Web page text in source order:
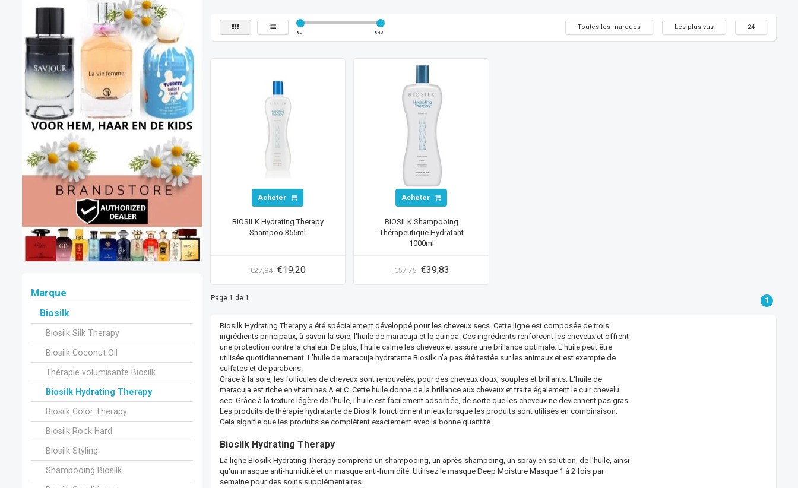
Marque
Biosilk
Biosilk Silk Therapy
Biosilk Coconut Oil
Thérapie volumisante Biosilk
Biosilk Hydrating Therapy
Biosilk Color Therapy
Biosilk Rock Hard
Biosilk Styling
Shampooing Biosilk
€0 €40
Toutes les marques Les plus vus 24
Acheter
BIOSILK Hydrating Therapy
Shampoo 355ml
€27,84 €19,20
Acheter
BIOSILK Shampooing
Thérapeutique Hydratant
1000ml
€57,75 €39,83
Page 1 de 1 1
Biosilk Hydrating Therapy a été spécialement développé pour les cheveux secs. Cette ligne est composée de trois
ingrédients principaux, à savoir la soie, l'huile de maracuja et le quinoa. Ces ingrédients renforcent les cheveux et offrent
une protection contre la chaleur. De plus, l'huile calme les cheveux et assure une brillance optimale. L'huile peut être
utilisée quotidiennement. L'huile de maracuja hydratante Biosilk n'a pas été testée sur les animaux et est exempte de
sulfates et de parabens.
Grâce à la soie, les follicules de cheveux sont renouvelés, pour des cheveux doux, souples et brillants. L'huile de
maracuja est riche en vitamines A et C. Cette huile donne de la brillance aux cheveux et traite également le cuir chevelu
sec. Grâce à la texture légère de l'huile, l'huile est facilement adsorbée, de sorte que les cheveux ne deviennent pas gras.
Les produits de thérapie hydratante de Biosilk fonctionnent mieux lorsque les produits sont utilisés en combinaison.
Cela signifie que les produits se complètent exactement avec la bonne quantité.
Biosilk Hydrating Therapy
La ligne Biosilk Hydrating Therapy comprend un shampooing, un après-shampoing, un spray en solution, de l'huile, ainsi
qu'un masque anti-humidité et un masque anti-humidité. Utilisez le masque Deep Moisture Masque 1 à 2 fois par
semaine pour des soins supplémentaires.